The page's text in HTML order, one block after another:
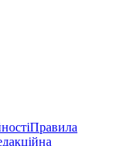
Правила